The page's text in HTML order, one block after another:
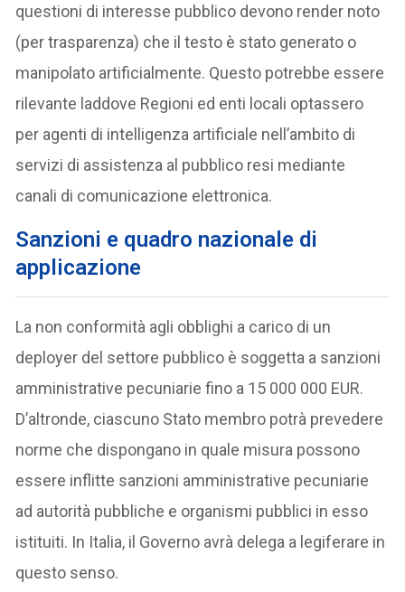
questioni di interesse pubblico devono render noto
(per trasparenza) che il testo è stato generato o
manipolato artificialmente. Questo potrebbe essere
rilevante laddove Regioni ed enti locali optassero
per agenti di intelligenza artificiale nell’ambito di
servizi di assistenza al pubblico resi mediante
canali di comunicazione elettronica.
Sanzioni e quadro nazionale di
applicazione
La non conformità agli obblighi a carico di un
deployer del settore pubblico è soggetta a sanzioni
amministrative pecuniarie fino a 15 000 000 EUR.
D’altronde, ciascuno Stato membro potrà prevedere
norme che dispongano in quale misura possono
essere inflitte sanzioni amministrative pecuniarie
ad autorità pubbliche e organismi pubblici in esso
istituiti. In Italia, il Governo avrà delega a legiferare in
questo senso.